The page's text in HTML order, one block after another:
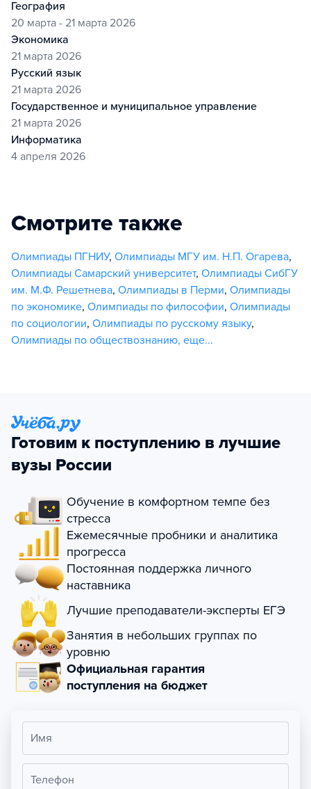
география
20 марта - 21 марта 2026
экономика
21 марта 2026
русский язык
21 марта 2026
государственное и муниципальное управление
21 марта 2026
информатика
4 апреля 2026
Смотрите также
Олимпиады ПГНИУ, Олимпиады МГУ им. Н.П. Огарева,
Олимпиады Самарский университет, Олимпиады СибГУ
им. М.Ф. Решетнева, Олимпиады в Перми, Олимпиады
по экономике, Олимпиады по философии, Олимпиады
по социологии, Олимпиады по русскому языку,
Олимпиады по обществознанию, еще...
Готовим к поступлению в лучшие
вузы России
Обучение в комфортном темпе без
стресса
Ежемесячные пробники и аналитика
прогресса
Постоянная поддержка личного
наставника
Лучшие преподаватели-эксперты ЕГЭ
Занятия в небольших группах по
уровню
Официальная гарантия
поступления на бюджет
Имя
Телефон